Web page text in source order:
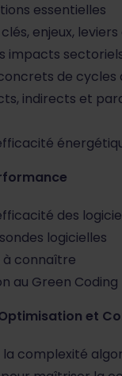
essentielles
enjeux, leviers
impacts
de cycles
indirects et
des
logicielles
à connaître
au Green Coding
et
la complexité